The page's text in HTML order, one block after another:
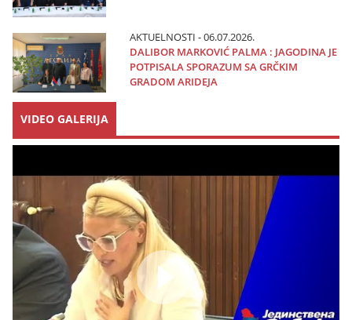
AKTUELNOSTI - 06.07.2026.
DALIBOR MARKOVIĆ PALMA : JAGODINA JE
POTPISALA SPORAZUM SA GRČKIM
GRADOM ARIDEJA
VIDEO GALERIJA